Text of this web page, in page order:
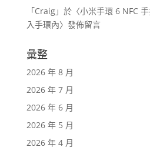
「Craig」於〈小米手環 6 NFC
入手環內〉發佈留言
彙整
2026 年 8 月
2026 年 7 月
2026 年 6 月
2026 年 5 月
2026 年 4 月